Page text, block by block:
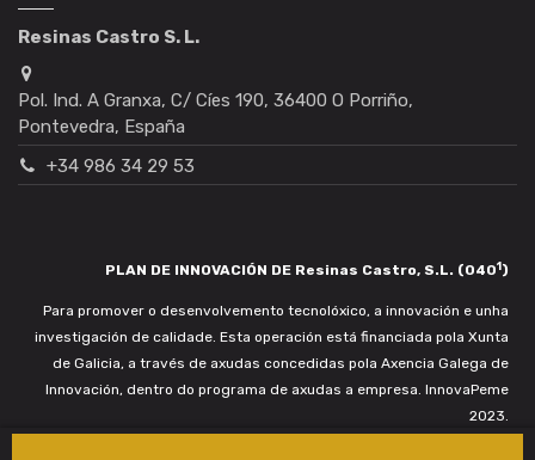
Resinas Castro S. L.
Pol. Ind. A Granxa, C/ Cíes 190, 36400 O Porriño,
Pontevedra, España
+34 986 34 29 53
PLAN DE INNOVACIÓN DE Resinas Castro, S.L. (0401)
Para promover o desenvolvemento tecnolóxico, a innovación e unha
investigación de calidade. Esta operación está financiada pola Xunta
de Galicia, a través de axudas concedidas pola Axencia Galega de
Innovación, dentro do programa de axudas a empresa. InnovaPeme
2023.